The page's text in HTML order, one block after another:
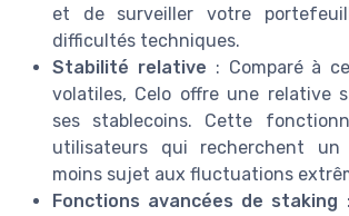
et de surveiller votre
difficultés techniques.
Stabilité relative : Comparé à
volatiles, Celo offre une relative
ses stablecoins. Cette
utilisateurs qui recherchent un
moins sujet aux fluctuations
Fonctions avancées de staking